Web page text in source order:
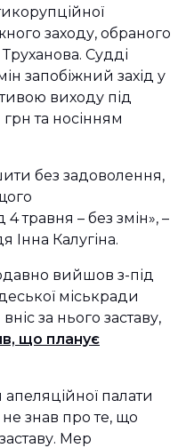
заходу, обраного
Судді
запобіжний захід у
виходу під
грн та носінням
без задоволення,
травня – без змін», –
Інна Калугіна.
вийшов з-під
міськради
за нього заставу,
що планує
апеляційної палати
знав про те, що
Мер